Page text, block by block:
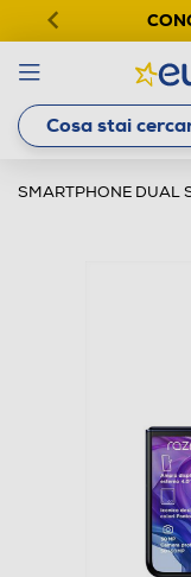
SMARTPHONE DUAL